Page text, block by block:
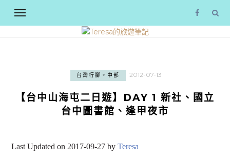
台灣行腳。中部 2012-07-13
【台中山海屯二日遊】DAY 1 新社、國立
台中圖書館、逢甲夜市
Last Updated on 2017-09-27 byTeresa